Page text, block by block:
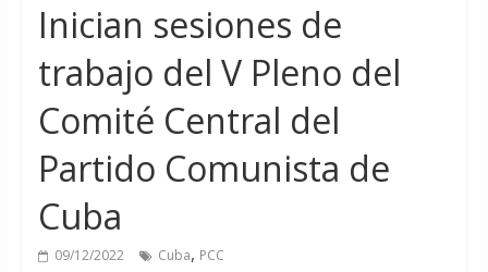
Inician sesiones de
trabajo del V Pleno del
Comité Central del
Partido Comunista de
Cuba
09/12/2022 Cuba, PCC